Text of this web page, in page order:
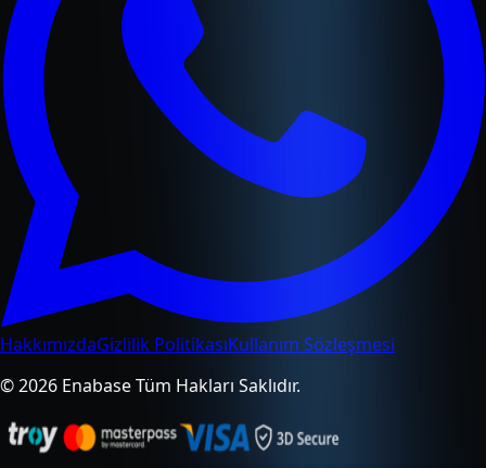
HakkımızdaGizlilik PolitikasıKullanım Sözleşmesi
© 2026 Enabase Tüm Hakları Saklıdır.